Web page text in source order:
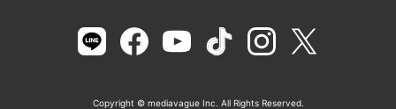
Copyright © mediavague Inc. All Rights Reserved.